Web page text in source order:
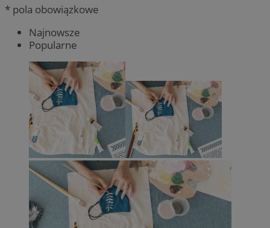
* pola obowiązkowe
Najnowsze
Popularne